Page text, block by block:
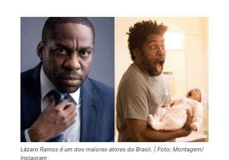
Lázaro Ramos é um dos maiores atores do Brasil. | Foto: Montagem/
Instagram